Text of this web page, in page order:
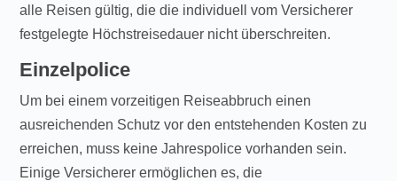
alle Reisen gültig, die die individuell vom Versicherer
festgelegte Höchstreisedauer nicht überschreiten.
Einzelpolice
Um bei einem vorzeitigen Reiseabbruch einen
ausreichenden Schutz vor den entstehenden Kosten zu
erreichen, muss keine Jahrespolice vorhanden sein.
Einige Versicherer ermöglichen es, die